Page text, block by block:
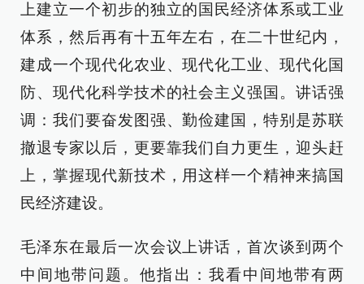
上建立一个初步的独立的国民经济体系或工业
体系，然后再有十五年左右，在二十世纪内，
建成一个现代化农业、现代化工业、现代化国
防、现代化科学技术的社会主义强国。讲话强
调：我们要奋发图强、勤俭建国，特别是苏联
撤退专家以后，更要靠我们自力更生，迎头赶
上，掌握现代新技术，用这样一个精神来搞国
民经济建设。
毛泽东在最后一次会议上讲话，首次谈到两个
中间地带问题。他指出：我看中间地带有两